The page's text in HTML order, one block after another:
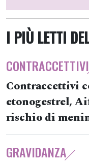
I PIÙ LETTI
CONTRACCETTIVI
Contraccettivi
etonogestrel,
rischio di
GRAVIDANZA